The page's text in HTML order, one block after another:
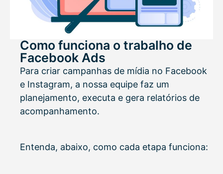
Como funciona o trabalho de
Facebook Ads
Para criar campanhas de mídia no Facebook
e Instagram, a nossa equipe faz um
planejamento, executa e gera relatórios de
acompanhamento.
Entenda, abaixo, como cada etapa funciona: